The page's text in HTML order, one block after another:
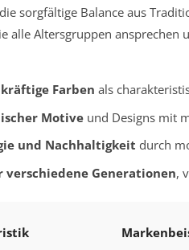
sorgfältige Balance aus
alle Altersgruppen ansprechen
Farben als
Motiveund Designs mit
und Nachhaltigkeit durch
Generationen,